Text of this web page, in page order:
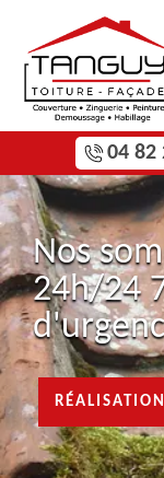
04 82
Nos
24h/24